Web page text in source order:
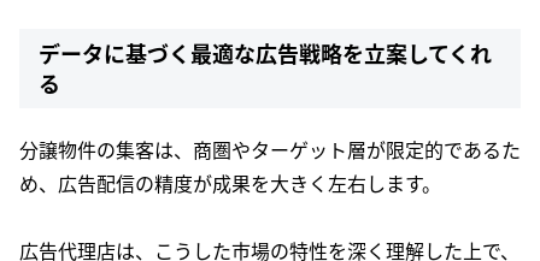
データに基づく最適な広告戦略を立案してくれ
る
分譲物件の集客は、商圏やターゲット層が限定的であるた
め、広告配信の精度が成果を大きく左右します。
広告代理店は、こうした市場の特性を深く理解した上で、